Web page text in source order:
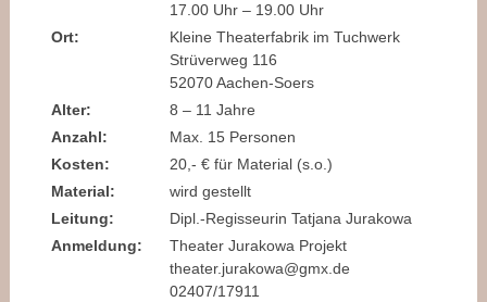
17.00 Uhr – 19.00 Uhr
Ort:
Kleine Theaterfabrik im Tuchwerk
Strüverweg 116
52070 Aachen-Soers
Alter:
8 – 11 Jahre
Anzahl:
Max. 15 Personen
Kosten:
20,- € für Material (s.o.)
Material:
wird gestellt
Leitung:
Dipl.-Regisseurin Tatjana Jurakowa
Anmeldung:
Theater Jurakowa Projekt
theater.jurakowa@gmx.de
02407/17911